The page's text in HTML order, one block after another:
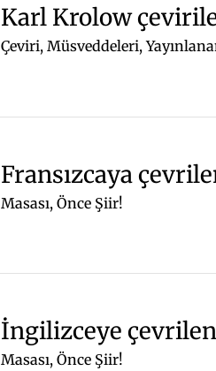
Karl Krolow
Çeviri, Müsveddeleri,
Fransızcaya
Masası, Önce Şiir!
İngilizceye
Masası, Önce Şiir!